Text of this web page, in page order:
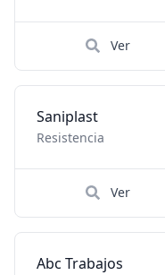
Ver
Saniplast
Resistencia
Ver
Abc Trabajos